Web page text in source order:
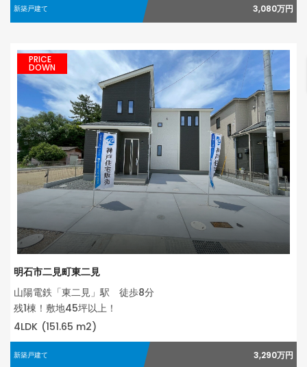
新築戸建て 3,080万円
PRICE
DOWN
明石市二見町東二見
山陽電鉄「東二見」駅 徒歩8分
残1棟！敷地45坪以上！
4LDK (151.65 m2)
新築戸建て 3,290万円